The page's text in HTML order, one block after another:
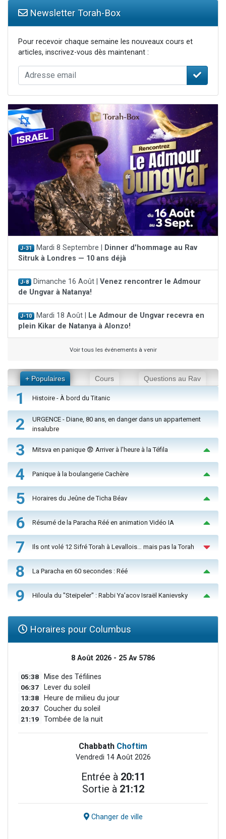
Newsletter Torah-Box
Pour recevoir chaque semaine les nouveaux cours et
articles, inscrivez-vous dès maintenant :
J-31 Mardi 8 Septembre |
Dinner d'hommage au Rav
Sitruk à Londres — 10 ans déjà
J-8 Dimanche 16 Août | Venez rencontrer le Admour
de Ungvar à Natanya!
J-10 Mardi 18 Août |
Le Admour de Ungvar recevra en
plein Kikar de Natanya à Alonzo!
Voir tous les événements à venir
+ Populaires Cours Questions au Rav
1 Histoire - À bord du Titanic
2
URGENCE - Diane, 80 ans, en danger dans un appartement
insalubre
3 Mitsva en panique 😨 Arriver à l'heure à la Téfila
4 Panique à la boulangerie Cachère
5 Horaires du Jeûne de Ticha Béav
6 Résumé de la Paracha Réé en animation Vidéo IA
7 Ils ont volé 12 Sifré Torah à Levallois… mais pas la Torah
8 La Paracha en 60 secondes : Réé
9 Hiloula du "Steïpeler" : Rabbi Ya’acov Israël Kanievsky
Horaires pour Columbus
8 Août 2026 - 25 Av 5786
05:38 Mise des Téfilines
06:37 Lever du soleil
13:38 Heure de milieu du jour
20:37 Coucher du soleil
21:19 Tombée de la nuit
Chabbath Choftim
Vendredi 14 Août 2026
Entrée à 20:11
Sortie à 21:12
Changer de ville